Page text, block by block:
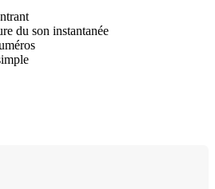
du son instantanée